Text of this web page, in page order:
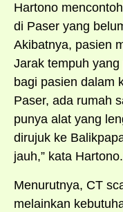
Hartono
di Paser yang
Akibatnya, pasien
Jarak tempuh
bagi pasien dalam
Paser, ada rumah
punya alat yang
dirujuk ke
jauh,” kata Hartono.
Menurutnya, CT
melainkan